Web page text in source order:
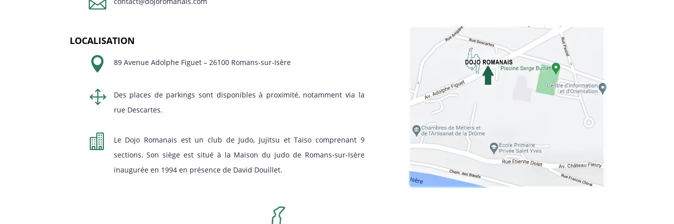
LOCALISATION
 89 Avenue Adolphe Figuet – 26100 Romans-sur-Isère
1
Des places de parkings sont disponibles à proximité, notamment via la
rue Descartes.

Le Dojo Romanais est un club de Judo, Jujitsu et Taïso comprenant 9
sections. Son siège est situé à la Maison du judo de Romans-sur-Isère
inaugurée en 1994 en présence de David Douillet.